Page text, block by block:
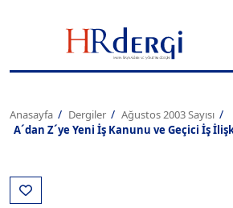
Anasayfa Dergiler
Ağustos 2003 Sayısı
A´dan Z´ye Yeni İş Kanunu ve Geçici İş